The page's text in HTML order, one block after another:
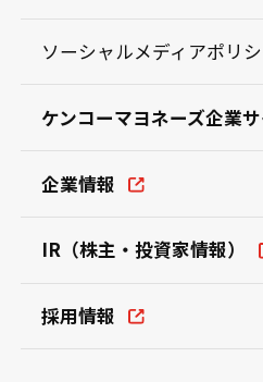
ソーシャルメディアポリ
ケンコーマヨネーズ企業
企業情報
IR（株主・投資家情報）
採用情報